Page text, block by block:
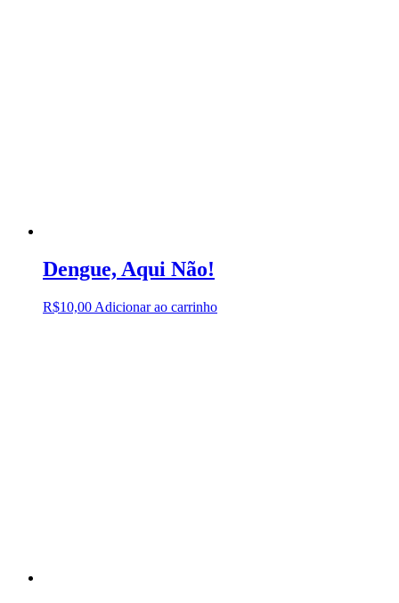
Dengue, Aqui Não!
R$10,00 Adicionar ao carrinho